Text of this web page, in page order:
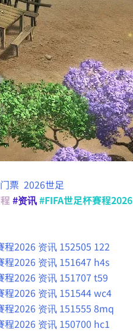
票 2026世足
#资讯#FIFA世足杯賽程2026
程2026 资讯 152505 122
程2026 资讯 151647 h4s
程2026 资讯 151707 t59
程2026 资讯 151544 wc4
程2026 资讯 151555 8mq
程2026 资讯 150700 hc1